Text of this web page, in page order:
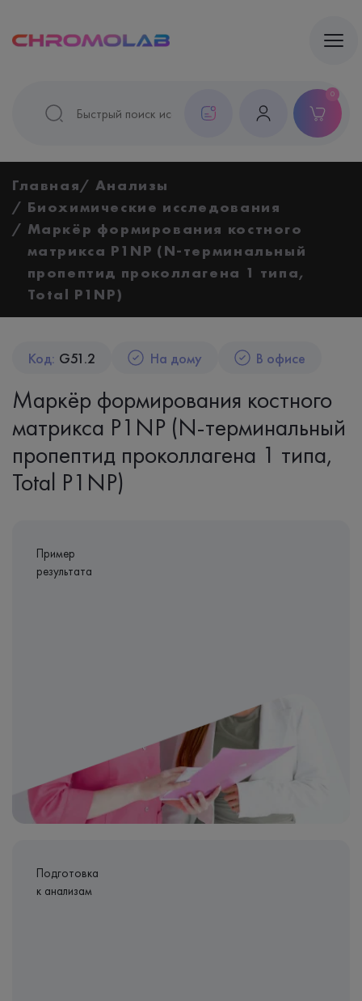
0
Главная
Анализы
Биохимические исследования
Маркёр формирования костного
матрикса P1NP (N-терминальный
пропептид проколлагена 1 типа,
Total P1NP)
Код: G51.2 На дому В офисе
Маркёр формирования костного
матрикса P1NP (N-терминальный
пропептид проколлагена 1 типа,
Total P1NP)
Пример
результата
Подготовка
к анализам